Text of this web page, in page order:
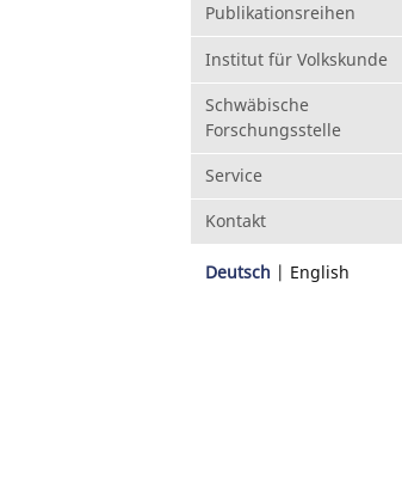
Publikationsreihen
Institut für Volkskunde
Schwäbische
Forschungsstelle
Service
Kontakt
Deutsch English